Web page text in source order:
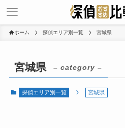
ホーム 探偵エリア別一覧 宮城県
宮城県 – category –
探偵エリア別一覧 宮城県